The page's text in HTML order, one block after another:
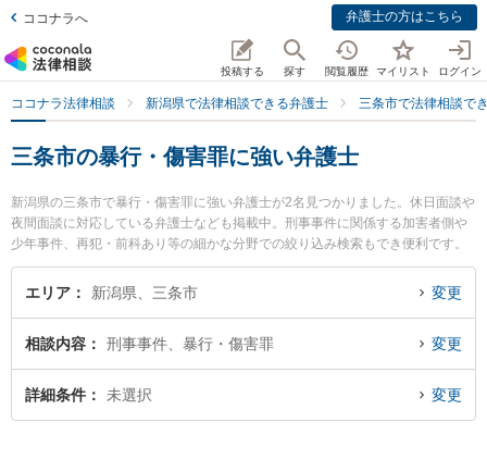
ココナラへ 弁護士の方はこちら
投稿する 探す 閲覧履歴 マイリスト ログイン
ココナラ法律相談 新潟県で法律相談できる弁護士 三条市で法律相談で
三条市の暴行・傷害罪に強い弁護士
新潟県の三条市で暴行・傷害罪に強い弁護士が2名見つかりました。休日面談や
夜間面談に対応している弁護士なども掲載中。刑事事件に関係する加害者側や
少年事件、再犯・前科あり等の細かな分野での絞り込み検索もでき便利です。
特に坂上富男法律税理事務所の江澤 和彦弁護士や弁護士法人一新総合法律事務
所 燕三条事務所の海津 諭弁護士のプロフィール情報や弁護士費用、強みなどが
近くの弁護士を検索したい』『初回相談無料で暴行・傷害罪を法律相談できる
三条市内の弁護士に相談予約したい』などでお困りの相談者さんにおすすめで
す。
エリア 新潟県、三条市 変更
相談内容 刑事事件、暴行・傷害罪 変更
詳細条件 未選択 変更